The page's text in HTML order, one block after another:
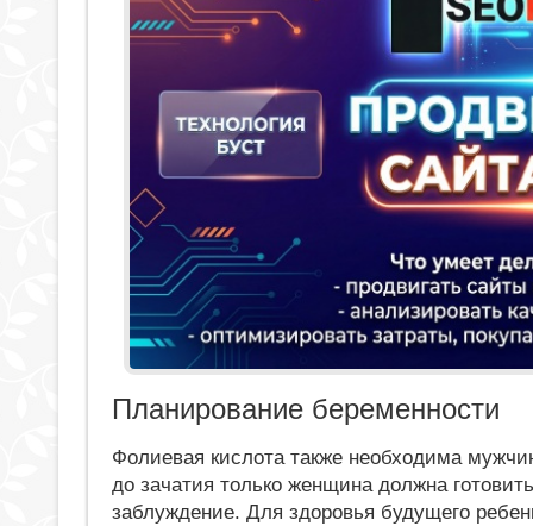
Планирование беременности
Фолиевая кислота также необходима
до зачатия только женщина должна
заблуждение. Для здоровья будущего